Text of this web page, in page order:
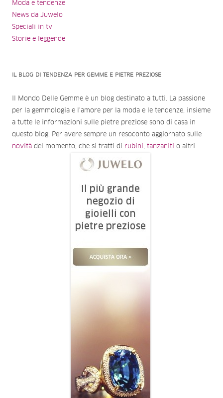
Moda e tendenze
News da Juwelo
Speciali in tv
Storie e leggende
IL BLOG DI TENDENZA PER GEMME E PIETRE PREZIOSE
Il Mondo Delle Gemme è un blog destinato a tutti. La passione
per la gemmologia e l'amore per la moda e le tendenze, insieme
a tutte le informazioni sulle pietre preziose sono di casa in
questo blog. Per avere sempre un resoconto aggiornato sulle
novità del momento, che si tratti di rubini, tanzaniti o altri